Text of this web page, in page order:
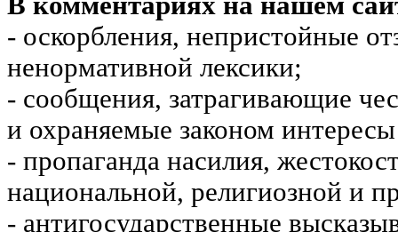
- оскорбления, непристойные
ненормативной лексики;
- сообщения, затрагивающие
и охраняемые законом
- пропаганда насилия,
национальной, религиозной и
- антигосударственные